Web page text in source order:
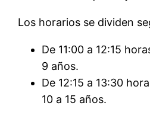
Los horarios se dividen
De 11:00 a 12:15
9 años.
De 12:15 a 13:30
10 a 15 años.